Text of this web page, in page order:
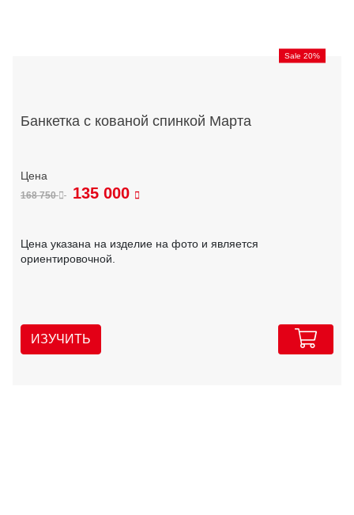
Sale 20%
Банкетка с кованой спинкой Марта
168 750 135 000
Цена указана на изделие на фото и является
ориентировочной.
ИЗУЧИТЬ